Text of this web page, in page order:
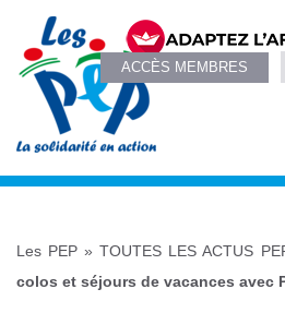
ACCÈS MEMBRES
Les PEP »TOUTES LES ACTUS
colos et séjours de vacances avec